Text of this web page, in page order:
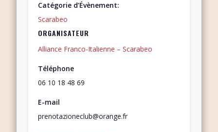
Catégorie d’Évènement:
Scarabeo
ORGANISATEUR
Alliance Franco-Italienne – Scarabeo
Téléphone
06 10 18 48 69
E-mail
prenotazioneclub@orange.fr